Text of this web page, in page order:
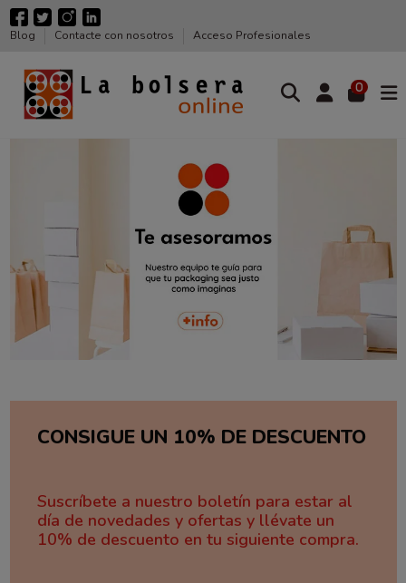
Blog Contacte con nosotros Acceso Profesionales
0
CONSIGUE UN 10% DE DESCUENTO
Suscríbete a nuestro boletín para estar al
día de novedades y ofertas y llévate un
10% de descuento en tu siguiente compra.